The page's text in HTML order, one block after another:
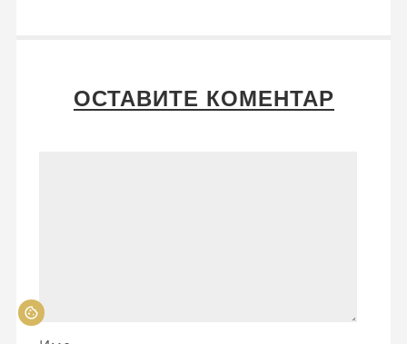
ОСТАВИТЕ КОМЕНТАР